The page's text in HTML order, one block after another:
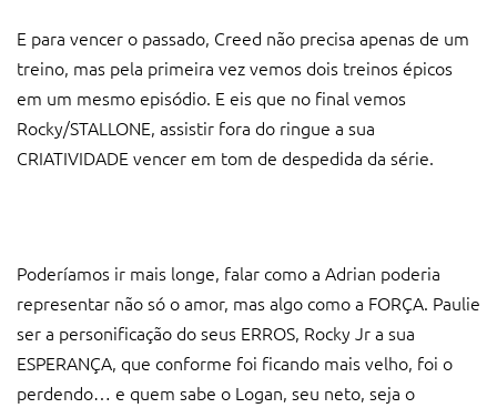
E para vencer o passado, Creed não precisa apenas de um
treino, mas pela primeira vez vemos dois treinos épicos
em um mesmo episódio. E eis que no final vemos
Rocky/STALLONE, assistir fora do ringue a sua
CRIATIVIDADE vencer em tom de despedida da série.
Poderíamos ir mais longe, falar como a Adrian poderia
representar não só o amor, mas algo como a FORÇA. Paulie
ser a personificação do seus ERROS, Rocky Jr a sua
ESPERANÇA, que conforme foi ficando mais velho, foi o
perdendo… e quem sabe o Logan, seu neto, seja o